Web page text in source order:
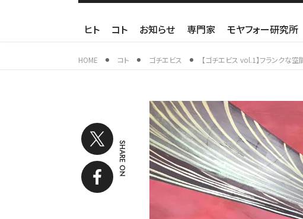
ヒト コト お知らせ 専門家 モヤフォー研究所
HOME コト ゴチエビス 【ゴチエビス vol.1】フランクな
SHARE ON